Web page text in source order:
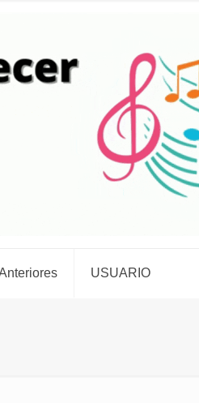
USUARIO